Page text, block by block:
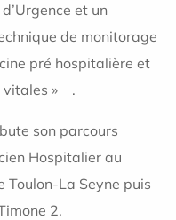
et un
de monitorage
pré hospitalière et
vitales » .
son parcours
Hospitalier au
Toulon-La Seyne puis
2.